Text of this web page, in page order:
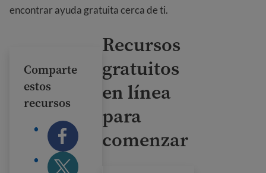
encontrar ayuda gratuita cerca de ti.
Comparte
estos
recursos
Recursos
gratuitos
en línea
para
comenzar